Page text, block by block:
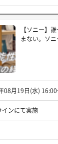
【ソニー】
まない。ソニ
08月19日(水) 16:00
インにて実施